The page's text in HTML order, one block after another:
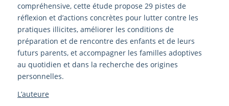
compréhensive, cette étude propose 29 pistes de
réflexion et d’actions concrètes pour lutter contre les
pratiques illicites, améliorer les conditions de
préparation et de rencontre des enfants et de leurs
futurs parents, et accompagner les familles adoptives
au quotidien et dans la recherche des origines
personnelles.
L’auteure